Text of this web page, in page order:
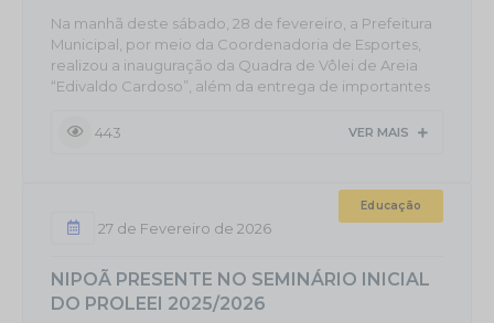
443
Na manhã deste sábado, 28 de fevereiro, a Prefeitura
Municipal, por meio da Coordenadoria de Esportes,
realizou a inauguração da Quadra de Vôlei de Areia
“Edivaldo Cardoso”, além da entrega de importantes
solenidade contou com a presença da deputada
(cem mil reais), recurso essencial para a execução das
VER MAIS
NIPOÃ PRESENTE NO SEMINÁRIO INICIAL
DO PROLEEI 2025/2026
27 de Fevereiro de 2026
Educação